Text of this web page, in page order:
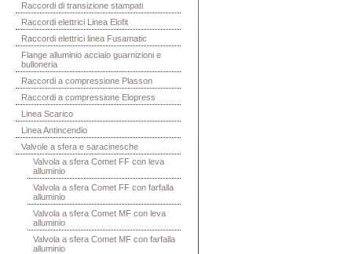
Raccordi di transizione stampati
Raccordi elettrici Linea Elofit
Raccordi elettrici linea Fusamatic
Flange alluminio acciaio guarnizioni e
bulloneria
Raccordi a compressione Plasson
Raccordi a compressione Elopress
Linea Scarico
Linea Antincendio
Valvole a sfera e saracinesche
Valvola a sfera Comet FF con leva
alluminio
Valvola a sfera Comet FF con farfalla
alluminio
Valvola a sfera Comet MF con leva
alluminio
Valvola a sfera Comet MF con farfalla
alluminio